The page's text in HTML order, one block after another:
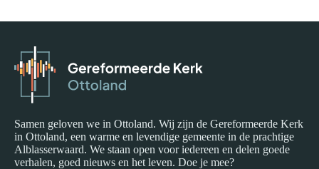
Samen geloven we in Ottoland. Wij zijn de Gereformeerde Kerk
in Ottoland, een warme en levendige gemeente in de prachtige
Alblasserwaard. We staan open voor iedereen en delen goede
verhalen, goed nieuws en het leven. Doe je mee?